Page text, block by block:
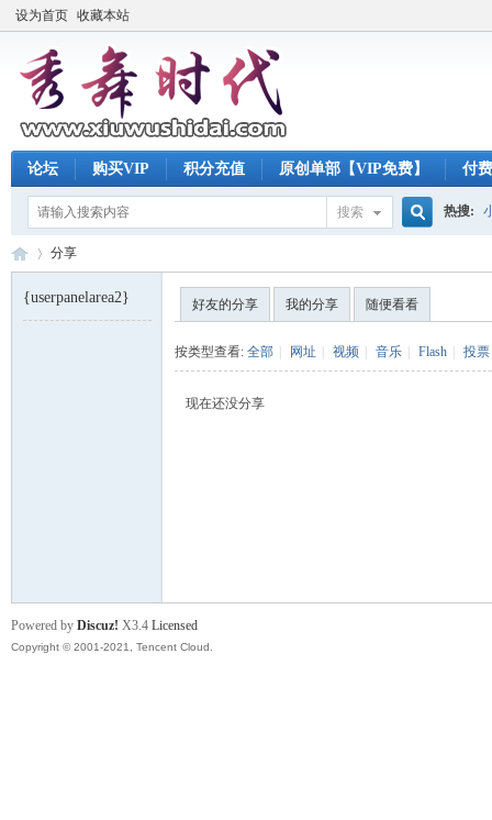
设为首页 收藏本站
论坛 购买VIP 积分充值 原创单部【VIP免费】 付
搜索 热搜:
分享
{userpanelarea2} 好友的分享 我的分享 随便看看
按类型查看: 全部 网址 视频 音乐 Flash 投票
现在还没分享
Powered by Discuz! X3.4 Licensed
Copyright © 2001-2021, Tencent Cloud.